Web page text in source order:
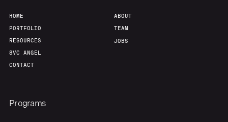
HOME
PORTFOLIO
RESOURCES
8VC ANGEL
CONTACT
ABOUT
TEAM
JOBS
Programs